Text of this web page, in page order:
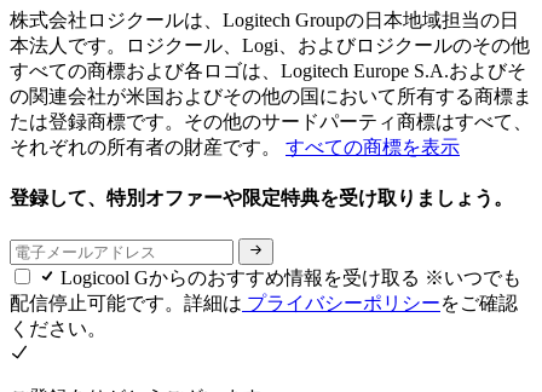
株式会社ロジクールは、Logitech Groupの日本地域担当の日
本法人です。ロジクール、Logi、およびロジクールのその他
すべての商標および各ロゴは、Logitech Europe S.A.およびそ
の関連会社が米国およびその他の国において所有する商標ま
たは登録商標です。その他のサードパーティ商標はすべて、
それぞれの所有者の財産です。 すべての商標を表示
登録して、特別オファーや限定特典を受け取りましょう。
Logicool Gからのおすすめ情報を受け取る ※いつでも
配信停止可能です。詳細は プライバシーポリシーをご確認
ください。